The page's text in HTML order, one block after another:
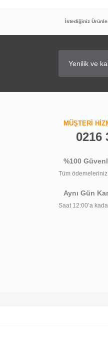
İstediğiniz
MÜŞTERİ
0216
%100
Tüm
Aynı Gün
Saat 12:00’a